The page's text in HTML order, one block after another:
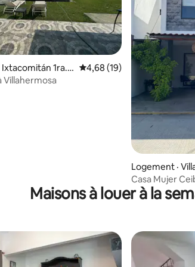
5, 86 commentaires
1ra. S Note moyenne de 4,68 sur
4,68 (19)
Villahermosa
Logement ·
Casa Mujer
Nous facturons
Maisons à louer à la